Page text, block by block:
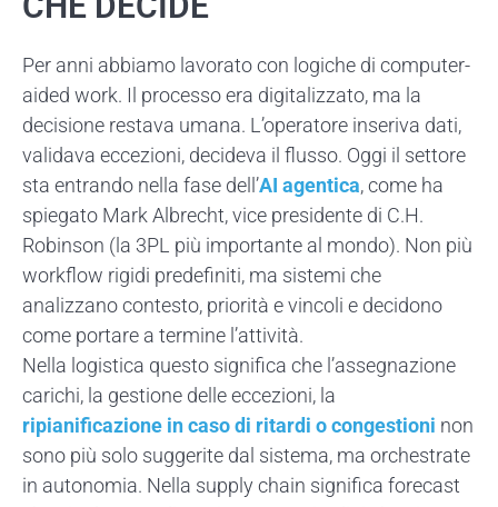
Per anni abbiamo lavorato con logiche di computer-
aided work. Il processo era digitalizzato, ma la
decisione restava umana. L’operatore inseriva dati,
validava eccezioni, decideva il flusso. Oggi il settore
sta entrando nella fase dell’AI agentica, come ha
spiegato Mark Albrecht,vice presidente di C.H.
Robinson (la 3PL più importante al mondo). Non più
workflow rigidi predefiniti, ma sistemi che
analizzano contesto, priorità e vincoli e decidono
come portare a termine l’attività.
Nel la logistica questo significa che l’assegnazione
carichi, la gestione delle eccezioni, la
ripianificazione in caso di ritardi o congestioni non
sono più solo suggerite dal sistema, ma orchestrate
in autonomia. Nella supply chain significa forecast